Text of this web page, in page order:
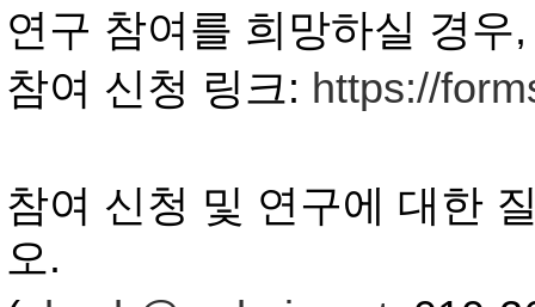
연구 참여를 희망하실 경우
참여 신청 링크: https://
참여 신청 및 연구에 대한
오 .